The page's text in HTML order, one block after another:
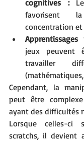
cognitives :
favorisent
concentration
jeux peuvent
travailler
Cependant, la
peut être
ayant des difficultés
Lorsque celles-ci
scratchs, il devient